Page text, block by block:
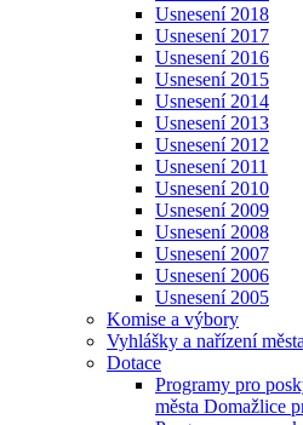
Usnesení 2018
Usnesení 2017
Usnesení 2016
Usnesení 2015
Usnesení 2014
Usnesení 2013
Usnesení 2012
Usnesení 2011
Usnesení 2010
Usnesení 2009
Usnesení 2008
Usnesení 2007
Usnesení 2006
Usnesení 2005
Komise a výbory
Vyhlášky a nařízení města
Dotace
Programy pro
města Domažlice